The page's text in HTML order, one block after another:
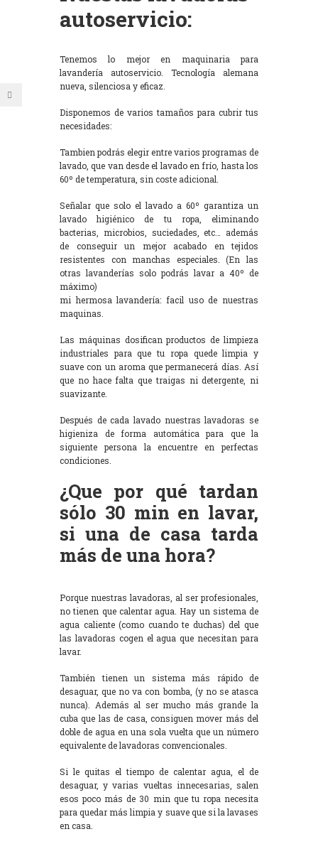
autoservicio:
Tenemos lo mejor en maquinaria para
lavandería autoservicio. Tecnología alemana
nueva, silenciosa y eficaz.
Disponemos de varios tamaños para cubrir tus
necesidades:
Tambien podrás elegir entre varios programas de
lavado, que van desde el lavado en frío, hasta los
60º de temperatura, sin coste adicional.
Señalar que solo el lavado a 60º garantiza un
lavado higiénico de tu ropa, eliminando
bacterias, microbios, suciedades, etc… además
de conseguir un mejor acabado en tejidos
resistentes con manchas especiales. (En las
otras lavanderías solo podrás lavar a 40º de
máximo)
mi hermosa lavandería: facil uso de nuestras
maquinas.
Las máquinas dosifican productos de limpieza
industriales para que tu ropa quede limpia y
suave con un aroma que permanecerá días. Así
que no hace falta que traigas ni detergente, ni
suavizante.
Después de cada lavado nuestras lavadoras se
higieniza de forma automática para que la
siguiente persona la encuentre en perfectas
condiciones.
¿Que por qué tardan
sólo 30 min en lavar,
si una de casa tarda
más de una hora?
Porque nuestras lavadoras, al ser profesionales,
no tienen que calentar agua. Hay un sistema de
agua caliente (como cuando te duchas) del que
las lavadoras cogen el agua que necesitan para
lavar.
También tienen un sistema más rápido de
desaguar, que no va con bomba, (y no se atasca
nunca). Además al ser mucho más grande la
cuba que las de casa, consiguen mover más del
doble de agua en una sola vuelta que un número
equivalente de lavadoras convencionales.
Si le quitas el tiempo de calentar agua, el de
desaguar, y varias vueltas innecesarias, salen
esos poco más de 30 min que tu ropa necesita
para quedar más limpia y suave que si la lavases
en casa.